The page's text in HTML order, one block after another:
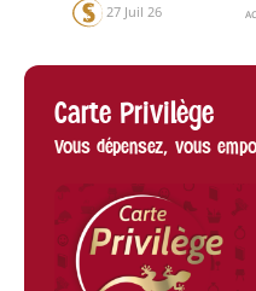
27 Juil 26
Carte Privilège
Vous dépensez, vous